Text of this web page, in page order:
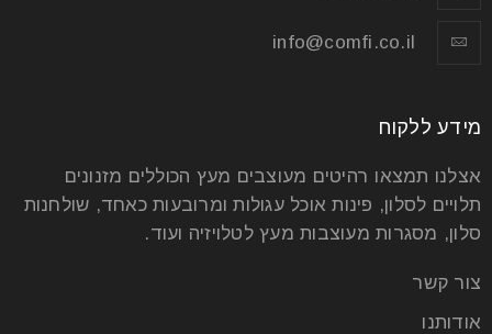
איך לבחור את הכורסה המושלמת
עבורכם?
info@comfi.co.il
מידע ללקוח
אצלנו תמצאו רהיטים מעוצבים מעץ הכוללים מזנונים
תלויים לסלון, פינות אוכל עגולות ומרובעות כאחד, שולחנות
סלון, מסגרות מעוצבות מעץ לטלויזיה ועוד.
צור קשר
אודותנו